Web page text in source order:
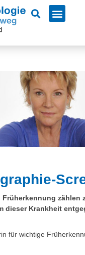
zählen
dieser Krankheit
für wichtige